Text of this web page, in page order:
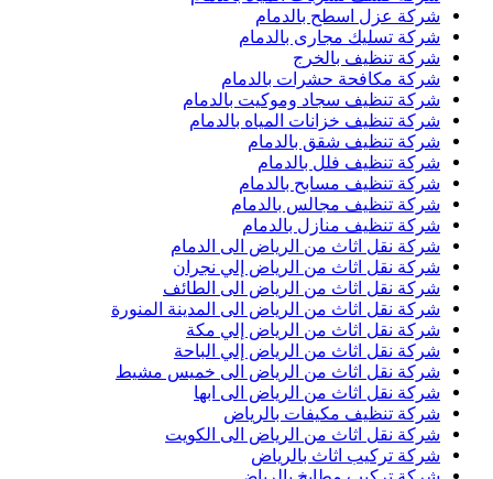
شركة عزل اسطح بالدمام
شركة تسليك مجارى بالدمام
شركة تنظيف بالخرج
شركة مكافحة حشرات بالدمام
شركة تنظيف سجاد وموكيت بالدمام
شركة تنظيف خزانات المياه بالدمام
شركة تنظيف شقق بالدمام
شركة تنظيف فلل بالدمام
شركة تنظيف مسابح بالدمام
شركة تنظيف مجالس بالدمام
شركة تنظيف منازل بالدمام
شركة نقل اثاث من الرياض الى الدمام
شركة نقل اثاث من الرياض إلي نجران
شركة نقل اثاث من الرياض الى الطائف
شركة نقل اثاث من الرياض الى المدينة المنورة
شركة نقل اثاث من الرياض إلي مكة
شركة نقل اثاث من الرياض إلي الباحة
شركة نقل اثاث من الرياض الى خميس مشيط
شركة نقل اثاث من الرياض الى ابها
شركة تنظيف مكيفات بالرياض
شركة نقل اثاث من الرياض الى الكويت
شركة تركيب اثاث بالرياض